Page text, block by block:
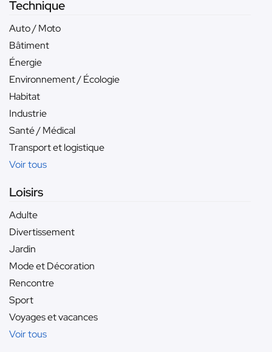
Technique
Auto / Moto
Bâtiment
Énergie
Environnement / Écologie
Habitat
Industrie
Santé / Médical
Transport et logistique
Voir tous
Loisirs
Adulte
Divertissement
Jardin
Mode et Décoration
Rencontre
Sport
Voyages et vacances
Voir tous